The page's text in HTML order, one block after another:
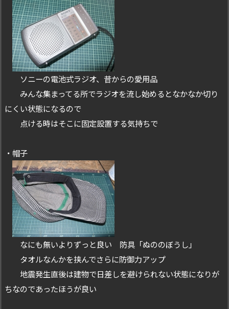
ソニーの電池式ラジオ、昔からの愛用品
みんな集まってる所でラジオを流し始めるとなかなか切り
にくい状態になるので
点ける時はそこに固定設置する気持ちで
・帽子
なにも無いよりずっと良い 防具「ぬののぼうし」
タオルなんかを挟んでさらに防御力アップ
地震発生直後は建物で日差しを避けられない状態になりが
ちなのであったほうが良い